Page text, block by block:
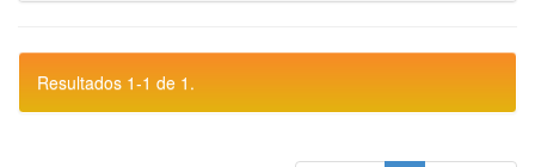
Resultados 1-1 de 1.